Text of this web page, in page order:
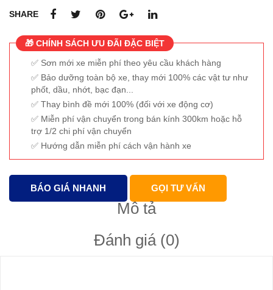
CS
SHARE
🎁 CHÍNH SÁCH ƯU ĐÃI ĐẶC BIỆT
Sơn mới xe miễn phí theo yêu cầu khách hàng
Bảo dưỡng toàn bộ xe, thay mới 100% các vật tư như
phốt, dầu, nhớt, bạc đạn...
Thay bình đề mới 100% (đối với xe động cơ)
Miễn phí vận chuyển trong bán kính 300km hoặc hỗ
trợ 1/2 chi phí vận chuyển
Hướng dẫn miễn phí cách vận hành xe
BÁO GIÁ NHANH GỌI TƯ VẤN
Mô tả
Đánh giá (0)